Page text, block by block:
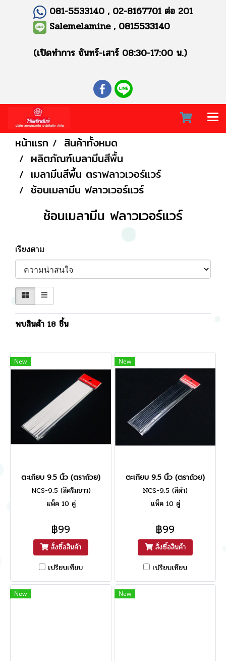
081-5533140 , 02-8167701 ต่อ 201
Salemelamine , 0815533140
(เปิดทำการ จันทร์-เสาร์ 08:30-17:00 น.)
หน้าแรก
สินค้าทั้งหมด
ผลิตภัณฑ์เมลามีนสีพื้น
เมลามีนสีพื้น ตราฟลาวเวอร์แวร์
ช้อนเมลามีน ฟลาวเวอร์แวร์
ช้อนเมลามีน ฟลาวเวอร์แวร์
เรียงตาม
พบสินค้า 18 ชิ้น
New
ตะเกียบ 9.5 นิ้ว (ตราถ้วย)
NCS-9.5 (สีครีมขาว)
แพ็ค 10 คู่
฿99
สั่งซื้อสินค้า
เปรียบเทียบ
New
ตะเกียบ 9.5 นิ้ว (ตราถ้วย)
NCS-9.5 (สีดำ)
แพ็ค 10 คู่
฿99
สั่งซื้อสินค้า
เปรียบเทียบ
New New